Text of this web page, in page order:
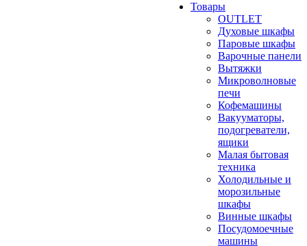
Товары
OUTLET
Духовые шкафы
Паровые шкафы
Варочные панели
Вытяжки
Микроволновые
печи
Кофемашины
Вакууматоры,
подогреватели,
ящики
Малая бытовая
техника
Холодильные и
морозильные
шкафы
Винные шкафы
Посудомоечные
машины